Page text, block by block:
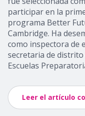
participar en la
programa Better
Cambridge. Ha
como inspectora de
secretaria de distrito
Escuelas
Leer el artículo